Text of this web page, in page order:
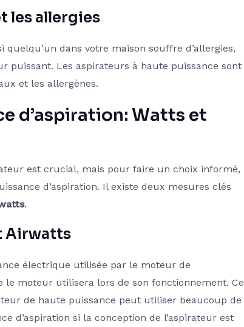
les allergies
dans votre maison souffre d’allergies,
puissant. Les aspirateurs à haute puissance sont
et les allergènes.
d’aspiration: Watts et
est crucial, mais pour faire un choix informé,
d’aspiration. Il existe deux mesures clés
.
Airwatts
électrique utilisée par le moteur de
le moteur utilisera lors de son fonctionnement. Ce
de haute puissance peut utiliser beaucoup de
d’aspiration si la conception de l’aspirateur est